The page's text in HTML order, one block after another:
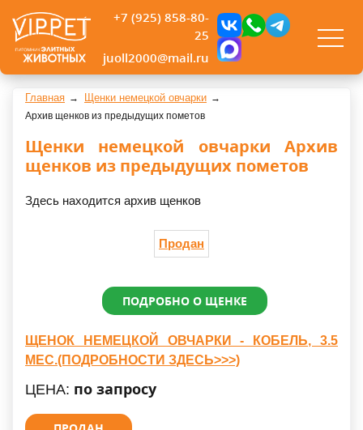
+7 (925) 858-80-
25
juoll2000@mail.ru
Главная Щенки немецкой овчарки
Архив щенков из предыдущих пометов
Щенки немецкой овчарки Архив
щенков из предыдущих пометов
Здесь находится архив щенков
Продан
ПОДРОБНО О ЩЕНКЕ
ЩЕНОК НЕМЕЦКОЙ ОВЧАРКИ - КОБЕЛЬ, 3.5
МЕС.(ПОДРОБНОСТИ ЗДЕСЬ>>>)
ЦЕНА: по запросу